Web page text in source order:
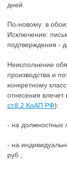
дней.
По-новому: в
Исключение:
подтверждения -
Неисполнение
производства и
конкретному
отнесения
ст.8.2 КоАП РФ):
- на должностных
- на
руб.;